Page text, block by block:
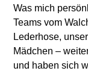
Was mich
Teams vom
Lederhose,
Mädchen –
und haben sich